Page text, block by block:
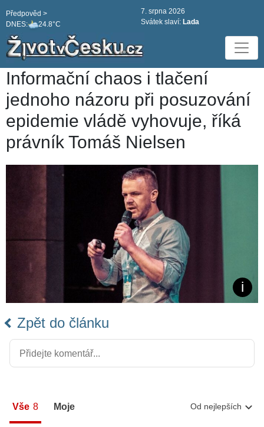
DNES: 24.8°C
Předpověd >
7. srpna 2026
Svátek slaví: Lada
Informační chaos i tlačení
jednoho názoru při posuzování
epidemie vládě vyhovuje, říká
právník Tomáš Nielsen
Zpět do článku